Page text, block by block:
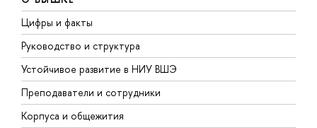
Цифры и факты
Руководство и структура
Устойчивое развитие в НИУ ВШЭ
Преподаватели и сотрудники
Корпуса и общежития